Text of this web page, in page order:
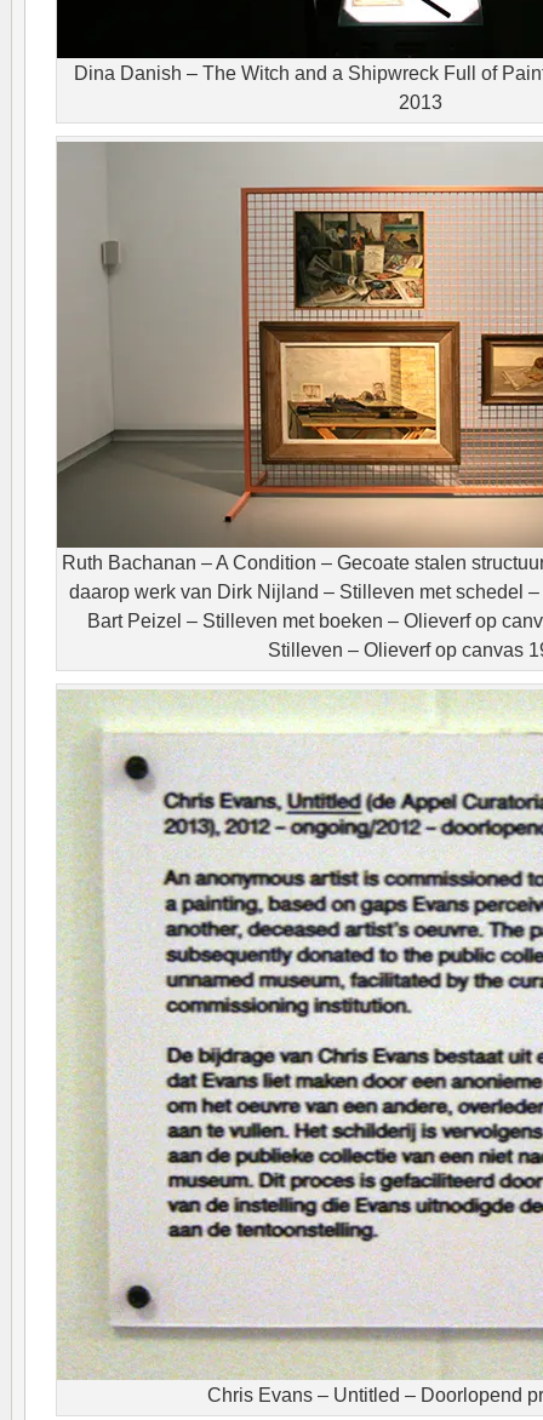
Dina Danish – The Witch and a Shipwreck Full of
2013
Ruth Bachanan – A Condition – Gecoate stalen
daarop werk van Dirk Nijland – Stilleven met schedel
Bart Peizel – Stilleven met boeken – Olieverf op
Stilleven – Olieverf op canvas
Chris Evans – Untitled – Doorlopend